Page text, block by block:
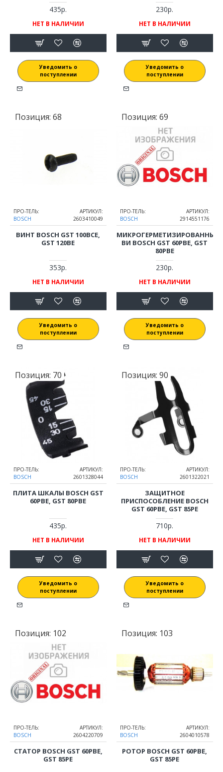
435р.
НЕТ В НАЛИЧИИ
Уведомить о
поступлении
230р.
НЕТ В НАЛИЧИИ
Уведомить о
поступлении
Позиция: 68
ПРО-ТЕЛЬ:
BOSCH
АРТИКУЛ:
2603410049
ВИНТ BOSCH GST 100BCE,
GST 120BE
353р.
НЕТ В НАЛИЧИИ
Уведомить о
поступлении
Позиция: 69
ПРО-ТЕЛЬ:
BOSCH
АРТИКУЛ:
2914551176
МИКРОГЕРМЕТИЗИРОВАННЫЙ
ВИ BOSCH GST 60PBE, GST
80PBE
230р.
НЕТ В НАЛИЧИИ
Уведомить о
поступлении
Позиция: 70
ПРО-ТЕЛЬ:
BOSCH
АРТИКУЛ:
2601328044
ПЛИТА ШКАЛЫ BOSCH GST
60PBE, GST 80PBE
435р.
НЕТ В НАЛИЧИИ
Уведомить о
поступлении
Позиция: 90
ПРО-ТЕЛЬ:
BOSCH
АРТИКУЛ:
2601322021
ЗАЩИТНОЕ
ПРИСПОСОБЛЕНИЕ BOSCH
GST 60PBE, GST 85PE
710р.
НЕТ В НАЛИЧИИ
Уведомить о
поступлении
Позиция: 102
ПРО-ТЕЛЬ:
BOSCH
АРТИКУЛ:
2604220709
СТАТОР BOSCH GST 60PBE,
GST 85PE
Позиция: 103
ПРО-ТЕЛЬ:
BOSCH
АРТИКУЛ:
2604010578
РОТОР BOSCH GST 60PBE,
GST 85PE